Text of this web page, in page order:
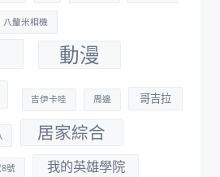
八釐米相機
動漫
吉伊卡哇 周邊 哥吉拉
居家綜合
號 我的英雄學院